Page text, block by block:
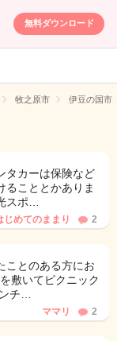
無料ダウンロード
牧之原市 伊豆の国市
タカーは保険など
ることとかありま
スポ…
じめてのままり 2
ことのある方にお
敷いてピクニック
チ…
ママリ 2